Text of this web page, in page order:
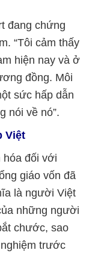
đang chứng
“Tôi cảm thấy
hiện nay và ở
đồng. Môi
sức hấp dẫn
nói về nó”.
Việt
hóa đối với
giáo vốn đã
là người Việt
những người
chước, sao
trước